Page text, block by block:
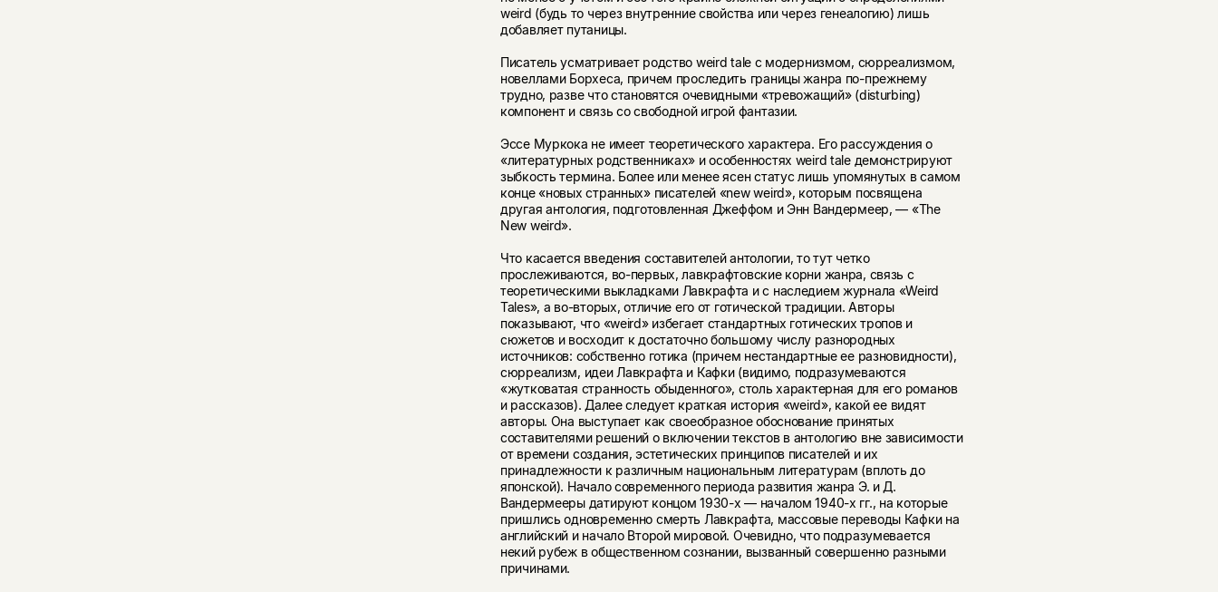
weird (будь то через внутренние свойства или через генеалогию) лишь
добавляет путаницы.
Писатель усматривает родство weird tale с модернизмом, сюрреализмом,
новеллами Борхеса, причем проследить границы жанра по-прежнему
трудно, разве что становятся очевидными «тревожащий» (disturbing)
компонент и связь со свободной игрой фантазии.
Эссе Муркока не имеет теоретического характера. Его рассуждения о
«литературных родственниках» и особенностях weird tale демонстрируют
зыбкость термина. Более или менее ясен статус лишь упомянутых в самом
конце «новых странных» писателей «new weird», которым посвящена
другая антология, подготовленная Джеффом и Энн Вандермеер, — «The
New weird».
Что касается введения составителей антологии, то тут четко
прослеживаются, во-первых, лавкрафтовские корни жанра, связь с
теоретическими выкладками Лавкрафта и с наследием журнала «Weird
Tales», а во-вторых, отличие его от готической традиции. Авторы
показывают, что «weird» избегает стандартных готических тропов и
сюжетов и восходит к достаточно большому числу разнородных
источников: собственно готика (причем нестандартные ее разновидности),
сюрреализм, идеи Лавкрафта и Кафки (видимо, подразумеваются
«жутковатая странность обыденного», столь характерная для его романов
и рассказов). Далее следует краткая история «weird», какой ее видят
авторы. Она выступает как своеобразное обоснование принятых
составителями решений о включении текстов в антологию вне зависимости
от времени создания, эстетических принципов писателей и их
принадлежности к различным национальным литературам (вплоть до
японской). Начало современного периода развития жанра Э. и Д.
Вандермееры датируют концом 1930-х — началом 1940-х гг., на которые
пришлись одновременно смерть Лавкрафта, массовые переводы Кафки на
английский и начало Второй мировой. Очевидно, что подразумевается
некий рубеж в общественном сознании, вызванный совершенно разными
причинами.